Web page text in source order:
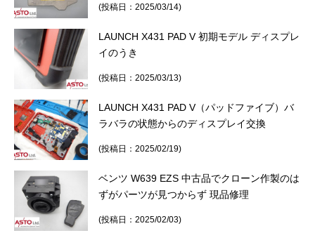
(投稿日：2025/03/14)
LAUNCH X431 PAD V 初期モデル ディスプレ
イのうき
(投稿日：2025/03/13)
LAUNCH X431 PAD V（パッドファイブ）バ
ラバラの状態からのディスプレイ交換
(投稿日：2025/02/19)
ベンツ W639 EZS 中古品でクローン作製のは
ずがパーツが見つからず 現品修理
(投稿日：2025/02/03)